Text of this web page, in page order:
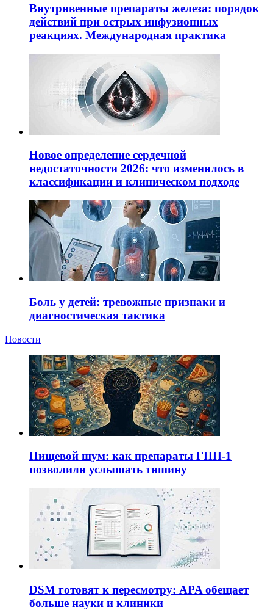
Внутривенные препараты железа: порядок
действий при острых инфузионных
реакциях. Международная практика
Новое определение сердечной
недостаточности 2026: что изменилось в
классификации и клиническом подходе
Боль у детей: тревожные признаки и
диагностическая тактика
Новости
Пищевой шум: как препараты ГПП-1
позволили услышать тишину
DSM готовят к пересмотру: APA обещает
больше науки и клиники